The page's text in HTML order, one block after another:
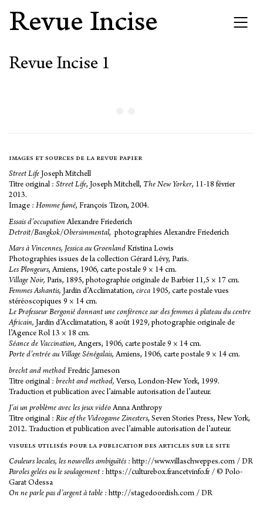
Revue Incise
Revue Incise 1
images et sources de la revue papier
Street Life Joseph Mitchell
Titre original : Street Life, Joseph Mitchell, The New Yorker, 11-18 février
2013.
Image : Homme fumé, François Tizon, 2004.
Essais d’occupation Alexandre Friederich
Detroit/Bangkok/Obersimmental, photographies Alexandre Friederich
Mars à Vincennes, Jessica au Groenland Kristina Lowis
Photographies issues de la collection Gérard Lévy, Paris.
Les Plongeurs, Amiens, 1906, carte postale 9 × 14 cm.
Village Noir, Paris, 1895, photographie originale de Barbier 11,5 × 17 cm.
Femmes Ashantis, Jardin d’Acclimatation, circa 1905, carte postale vues
stéréoscopiques 9 × 14 cm.
Le Professeur Bergonié donnant une conférence sur des femmes à plateau du centre
Africain, Jardin d’Acclimatation, 8 août 1929, photographie originale de
l’Agence Rol 13 × 18 cm.
Séance de Vaccination,Angers, 1906, carte postale 9 × 14 cm.
Porte d’entrée au Village Sénégalais,Amiens, 1906, carte postale 9 × 14 cm.
brecht and method Fredric Jameson
Titre original : brecht and method, Verso, London-New York, 1999.
Traduction et publication avec l’aimable autorisation de l’auteur.
J’ai un problème avec les jeux vidéoAnna Anthropy
Titre original : Rise of the Videogame Zinesters, Seven Stories Press, New York,
2012. Traduction et publication avec l’aimable autorisation de l’auteur.
visuels utilisés pour la publication des articles sur le site
Couleurs locales, les nouvelles ambiguïtés : http://www.villaschweppes.com / DR
Paroles gelées ou le soulagement: https://culturebox.francetvinfo.fr/ © Polo-
Garat Odessa
On ne parle pas d’argent à table : http://stagedoordish.com / DR